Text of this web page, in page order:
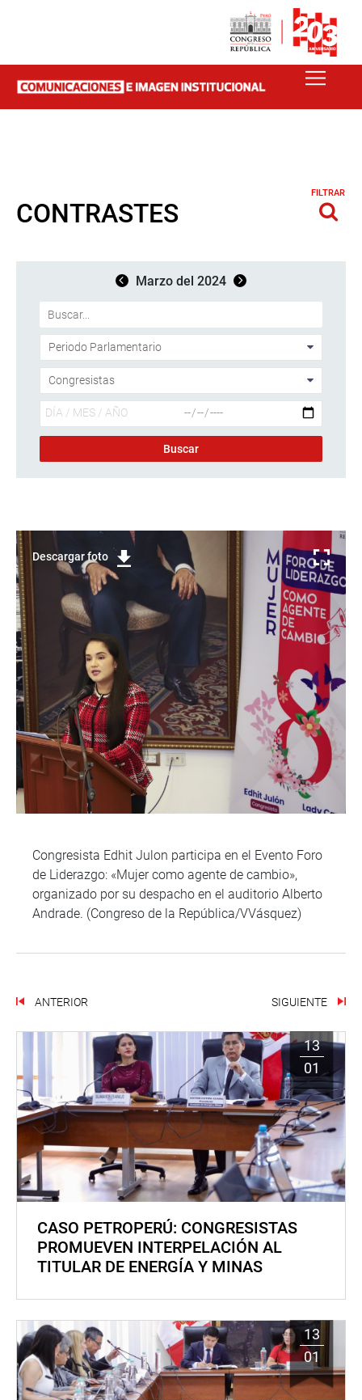
CONTRASTES
FILTRAR
Marzo del 2024
Descargar foto
Congresista Edhit Julon participa en el Evento Foro
de Liderazgo: «Mujer como agente de cambio»,
organizado por su despacho en el auditorio Alberto
Andrade. (Congreso de la República/VVásquez)
ANTERIOR SIGUIENTE
13
01
CASO PETROPERÚ: CONGRESISTAS
PROMUEVEN INTERPELACIÓN AL
TITULAR DE ENERGÍA Y MINAS
13
01